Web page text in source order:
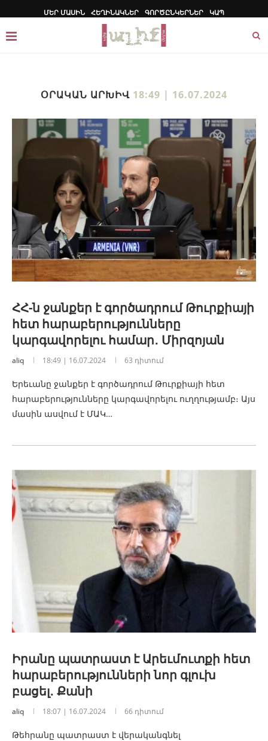
ՄԵՐ ՄԱՍԻՆ ՀԵՂԻՆԱԿՆԵՐ ԳՈՐԾԸՆԿԵՐՆԵՐ ԿԱՊ
ՕՐԱԿԱՆ ԱՐԽԻՎ 18:49 | 16.07.2024
ՀՀ-ն ջանքեր է գործադրում Թուրքիայի
հետ հարաբերությունները
կարգավորելու համար․ Միրզոյան
aliq 18:49 | 16.07.2024 63 դիտում
Երեւանը ջանքեր է գործադրում Թուրքիայի հետ
հարաբերությունները կարգավորելու ուղղությամբ։ Այս
մասին ասվում է ՄԱԿ…
Իրանը պատրաստ է Արեւմուտքի հետ
հարաբերությունների նոր գլուխ
բացել․ Քանի
aliq 18:07 | 16.07.2024 66 դիտում
Թեհրանը պատրաստ է վերականգնել